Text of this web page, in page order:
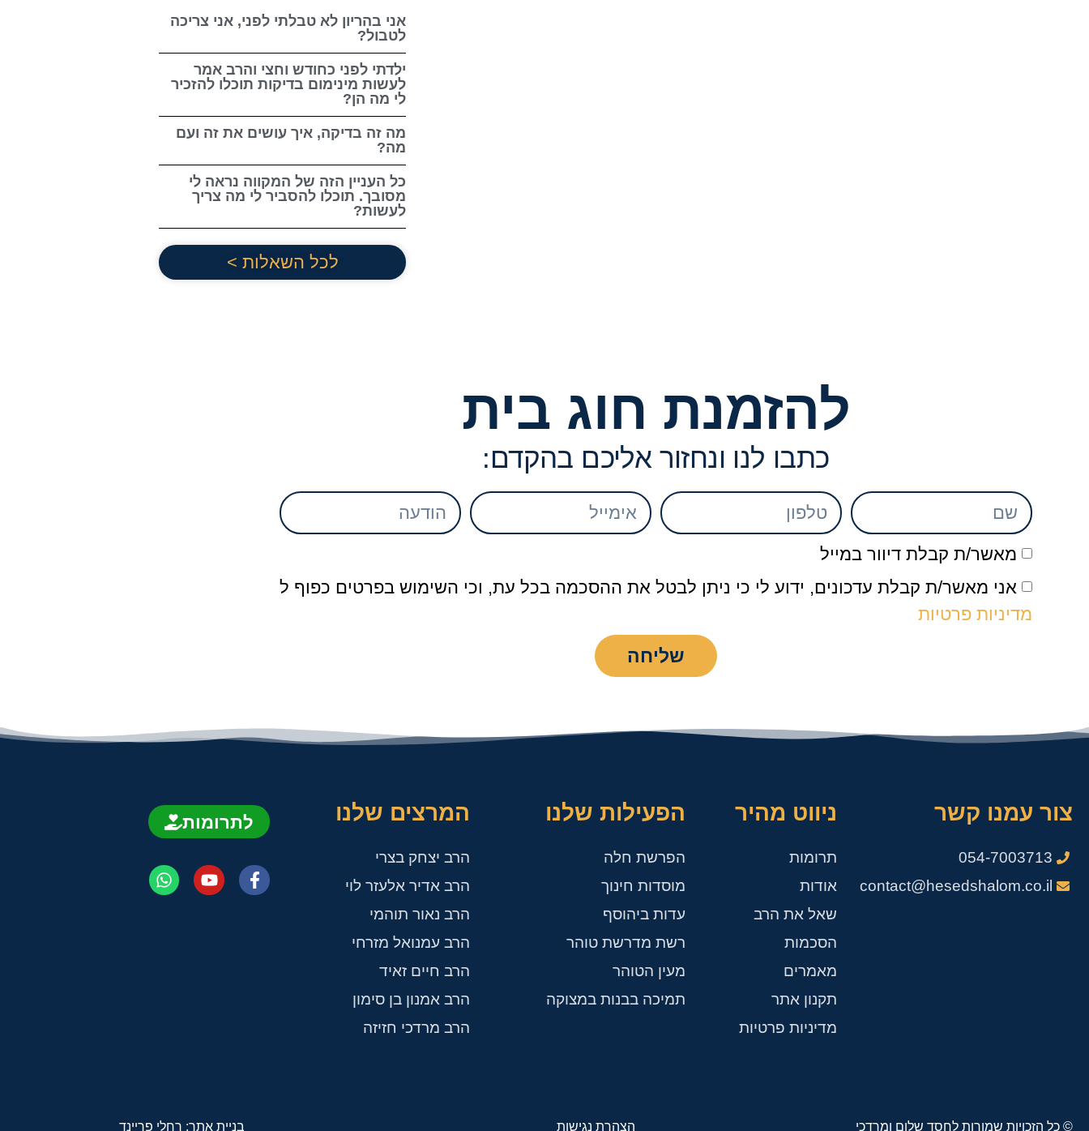
אני בהריון לא טבלתי לפני, אני צריכה
לטבול?
ילדתי לפני כחודש וחצי והרב אמר
לעשות מינימום בדיקות תוכלו להזכיר
לי מה הן?
מה זה בדיקה, איך עושים את זה ועם
מה?
כל העניין הזה של המקווה נראה לי
מסובך. תוכלו להסביר לי מה צריך
לעשות?
לכל השאלות >
להזמנת חוג בית
כתבו לנו ונחזור אליכם בהקדם:
מאשר/ת קבלת דיוור במייל
אני מאשר/ת קבלת עדכונים, ידוע לי כי ניתן לבטל את ההסכמה בכל עת, וכי השימוש בפרטים כפוף ל
מדיניות פרטיות
שליחה
צור עמנו קשר
054-7003713
contact@hesedshalom.co.il
ניווט מהיר
תרומות
אודות
שאל את הרב
הסכמות
מאמרים
תקנון אתר
מדיניות פרטיות
הפעילות שלנו
הפרשת חלה
מוסדות חינוך
עדות ביהוסף
רשת מדרשת טוהר
מעין הטוהר
תמיכה בבנות במצוקה
המרצים שלנו
הרב יצחק בצרי
הרב אדיר אלעזר לוי
הרב נאור תוהמי
הרב עמנואל מזרחי
הרב חיים זאיד
הרב אמנון בן סימון
הרב מרדכי חזיזה
לתרומות
© כל הזכויות שמורות לחסד שלום ומרדכי הצהרת נגישות בניית אתר: רחלי פריינד